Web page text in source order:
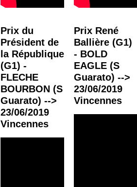
Prix du
Président de
la République
(G1) -
FLECHE
BOURBON (S
Guarato) -->
23/06/2019
Vincennes
Prix René
Ballière (G1)
- BOLD
EAGLE (S
Guarato) -->
23/06/2019
Vincennes